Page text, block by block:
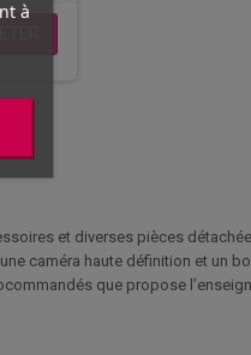
à
et diverses pièces
caméra haute définition et un
que propose